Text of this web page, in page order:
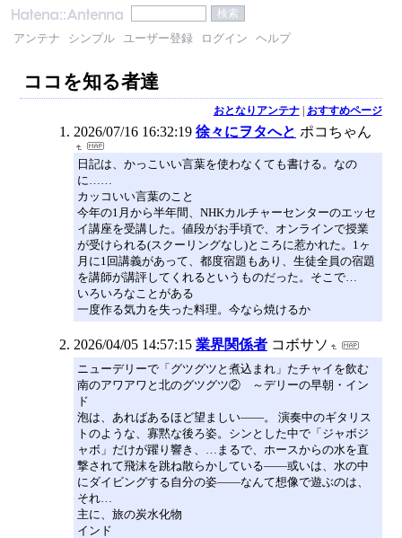
アンテナ シンプル ユーザー登録 ログイン ヘルプ
ココを知る者達
おとなりアンテナ| おすすめページ
2026/07/16 16:32:19 徐々にヲタへと ポコちゃん
日記は、かっこいい言葉を使わなくても書ける。なの
に……
カッコいい言葉のこと
今年の1月から半年間、NHKカルチャーセンターのエッセ
イ講座を受講した。値段がお手頃で、オンラインで授業
が受けられる(スクーリングなし)ところに惹かれた。1ヶ
月に1回講義があって、都度宿題もあり、生徒全員の宿題
を講師が講評してくれるというものだった。そこで…
いろいろなことがある
一度作る気力を失った料理。今なら焼けるか
2026/04/05 14:57:15 業界関係者 コボサソ
ニューデリーで「グツグツと煮込まれ」たチャイを飲む
南のアワアワと北のグツグツ② ～デリーの早朝・イン
ド
泡は、あればあるほど望ましい――。 演奏中のギタリス
トのような、寡黙な後ろ姿。シンとした中で「ジャボジ
ャボ」だけが躍り響き、…まるで、ホースからの水を直
撃されて飛沫を跳ね散らかしている――或いは、水の中
にダイビングする自分の姿—―なんて想像で遊ぶのは、
それ…
主に、旅の炭水化物
インド